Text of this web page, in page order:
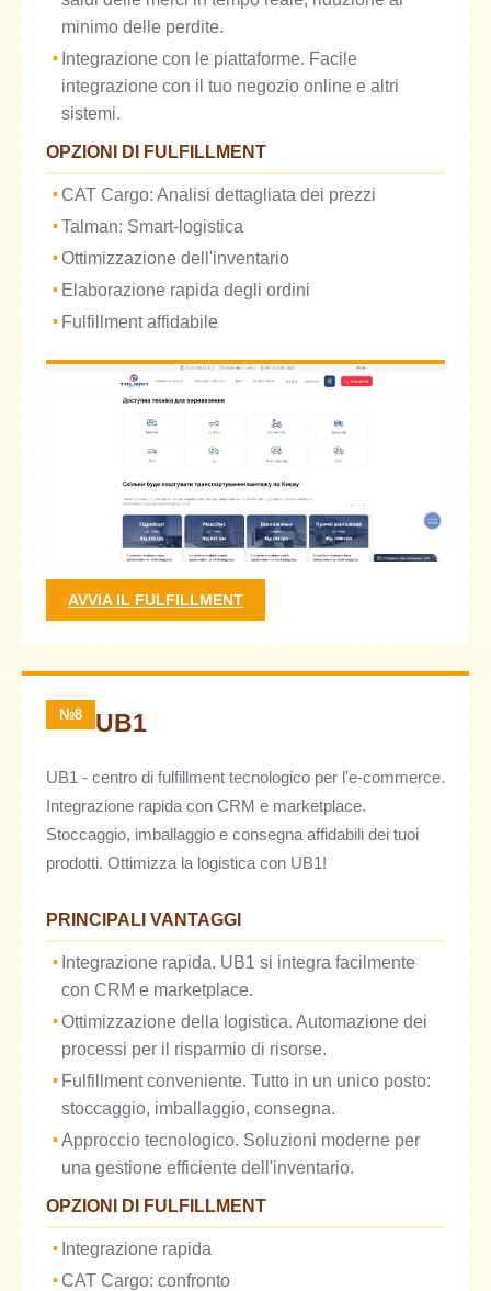
minimo delle perdite.
Integrazione con le piattaforme. Facile
integrazione con il tuo negozio online e altri
sistemi.
OPZIONI DI FULFILLMENT
CAT Cargo: Analisi dettagliata dei prezzi
Talman: Smart-logistica
Ottimizzazione dell'inventario
Elaborazione rapida degli ordini
Fulfillment affidabile
AVVIA IL FULFILLMENT
№8 UB1
UB1 - centro di fulfillment tecnologico per l'e-commerce.
Integrazione rapida con CRM e marketplace.
Stoccaggio, imballaggio e consegna affidabili dei tuoi
prodotti. Ottimizza la logistica con UB1!
PRINCIPALI VANTAGGI
Integrazione rapida. UB1 si integra facilmente
con CRM e marketplace.
Ottimizzazione della logistica. Automazione dei
processi per il risparmio di risorse.
Fulfillment conveniente. Tutto in un unico posto:
stoccaggio, imballaggio, consegna.
Approccio tecnologico. Soluzioni moderne per
una gestione efficiente dell'inventario.
OPZIONI DI FULFILLMENT
Integrazione rapida
CAT Cargo: confronto